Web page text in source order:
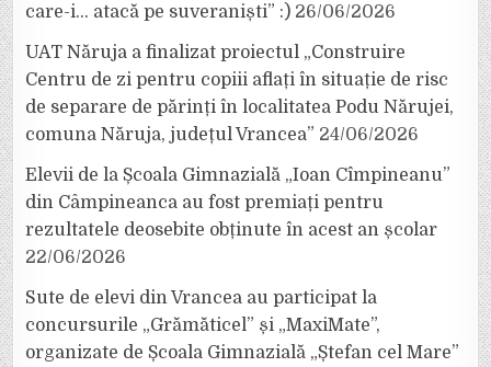
care-i… atacă pe suveraniști” :) 26/06/2026
UAT Năruja a finalizat proiectul „Construire
Centru de zi pentru copiii aflați în situație de risc
de separare de părinți în localitatea Podu Nărujei,
comuna Năruja, județul Vrancea” 24/06/2026
Elevii de la Școala Gimnazială „Ioan Cîmpineanu”
din Câmpineanca au fost premiați pentru
rezultatele deosebite obținute în acest an școlar
22/06/2026
Sute de elevi din Vrancea au participat la
concursurile „Grămăticel” și „MaxiMate”,
organizate de Școala Gimnazială „Ștefan cel Mare”